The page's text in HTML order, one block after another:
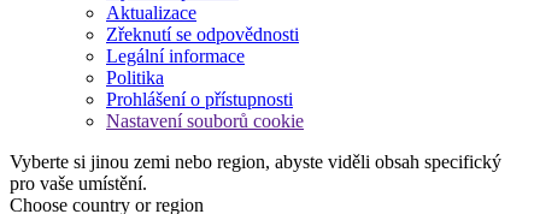
Aktualizace
Zřeknutí se odpovědnosti
Legální informace
Politika
Prohlášení o přístupnosti
Nastavení souborů cookie
Vyberte si jinou zemi nebo region, abyste viděli obsah specifický
pro vaše umístění.
Choose country or region